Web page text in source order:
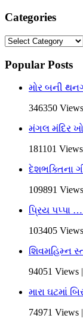
Categories
Categories
Popular Posts
મોર બની
346350
મંગલ મંદિર
181101
દેશભક્તિના
109891
પ્રિય પપ્પા
103405
શિવમહિમ્ન
94051 Views
મારા ઘટમાં
74971 Views